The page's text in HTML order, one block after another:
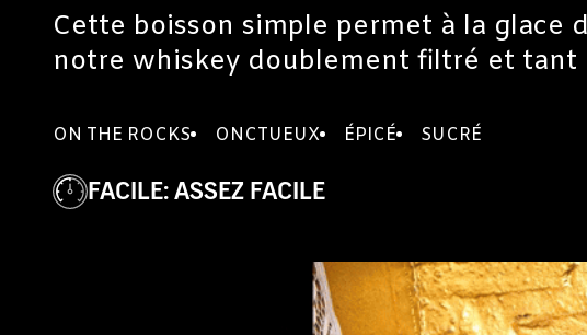
Cette boisson simple permet à la glace
notre whiskey doublement filtré et tant
ON THE ROCKS ONCTUEUX ÉPICÉ SUCRÉ
FACILE:ASSEZ FACILE